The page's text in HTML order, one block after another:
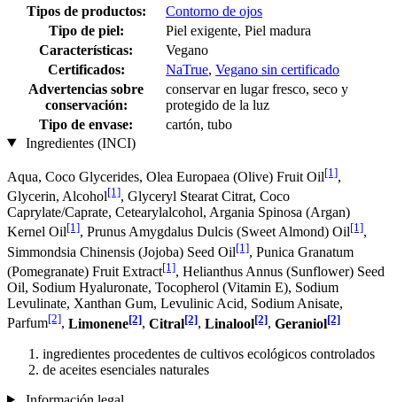
Tipos de productos:
Contorno de ojos
Tipo de piel:
Piel exigente, Piel madura
Características:
Vegano
Certificados:
NaTrue, Vegano sin certificado
Advertencias sobre
conservación:
conservar en lugar fresco, seco y
protegido de la luz
Tipo de envase:
cartón, tubo
Ingredientes (INCI)
Aqua, Coco Glycerides, Olea Europaea (Olive) Fruit Oil[1],
Glycerin, Alcohol[1], Glyceryl Stearat Citrat, Coco
Caprylate/Caprate, Cetearylalcohol, Argania Spinosa (Argan)
Kernel Oil[1], Prunus Amygdalus Dulcis (Sweet Almond) Oil[1],
Simmondsia Chinensis (Jojoba) Seed Oil[1], Punica Granatum
(Pomegranate) Fruit Extract[1], Helianthus Annus (Sunflower) Seed
Oil, Sodium Hyaluronate, Tocopherol (Vitamin E), Sodium
Levulinate, Xanthan Gum, Levulinic Acid, Sodium Anisate,
Parfum[2], Limonene[2], Citral[2], Linalool[2], Geraniol[2]
ingredientes procedentes de cultivos ecológicos controlados
de aceites esenciales naturales